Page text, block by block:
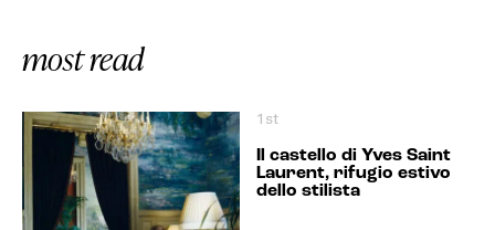
most read
1st
Il castello di Yves Saint
Laurent, rifugio estivo
dello stilista